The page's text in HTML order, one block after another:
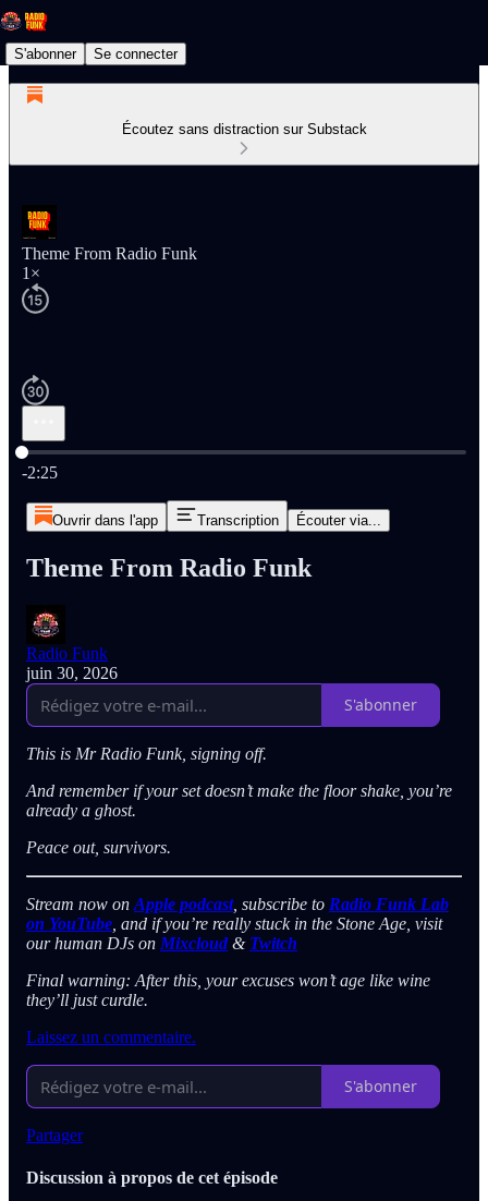
S'abonner Se connecter
Écoutez sans distraction sur Substack
Theme From Radio Funk
1×
Heure actuelle: 0:00 / Temps total: -2:25
-2:25
Ouvrir dans l'app Transcription Écouter via...
Theme From Radio Funk
Radio Funk
juin 30, 2026
S'abonner
This is Mr Radio Funk, signing off.
And remember if your set doesn’t make the floor shake, you’re
already a ghost.
Peace out, survivors.
Stream now on Apple podcast, subscribe to Radio Funk Lab
on YouTube , and if you’re really stuck in the Stone Age, visit
our human DJs on Mixcloud & Twitch
Final warning: After this, your excuses won’t age like wine
they’ll just curdle.
Laissez un commentaire.
S'abonner
Partager
Discussion à propos de cet épisode